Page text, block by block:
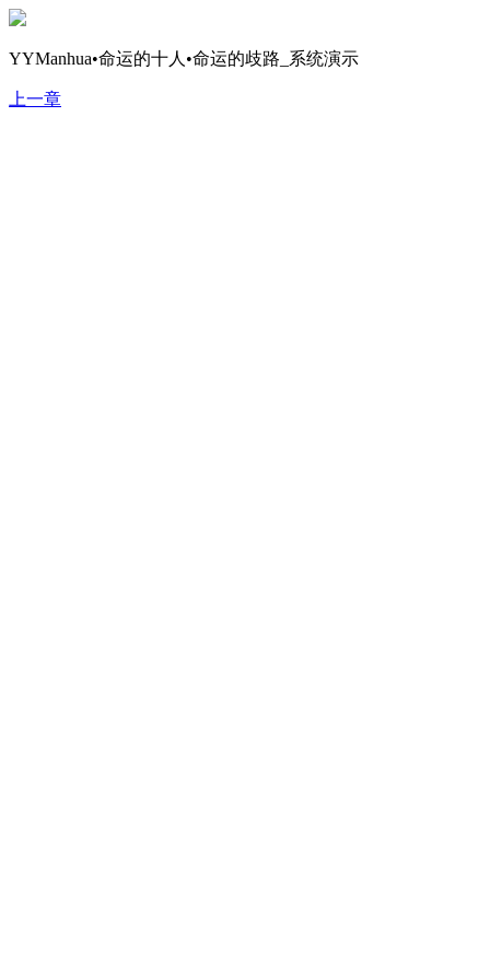
YYManhua•命运的十人•命运的歧路_系统演示
上一章